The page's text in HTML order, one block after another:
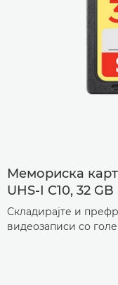
Мемориска
UHS-I C10, 32 GB
Складирајте и
видеозаписи со